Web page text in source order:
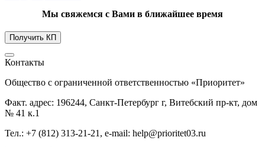
Мы свяжемся с Вами в ближайшее время
Контакты
Общество с ограниченной ответственностью «Приоритет»
Факт. адрес: 196244, Санкт-Петербург г, Витебский пр-кт, дом
№ 41 к.1
Тел.: +7 (812) 313-21-21, e-mail: help@prioritet03.ru